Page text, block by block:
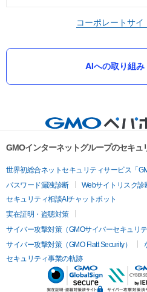
コーポレートサイ
AIへの取り組み
GMOインターネットグループのセキュ
世界初総合ネットセキュリティサービス「
パスワード漏洩診断
Webサイトリスク診
セキュリティ相談AIチャットボット
実在証明・盗聴対策
サイバー攻撃対策（GMOサイバーセキュリテ
サイバー攻撃対策（GMO Flatt Security）
セキュリティ事業の軌跡